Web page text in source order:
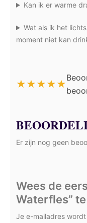
Kan ik er warme
Wat als ik het
moment niet kan
★★★★★
Er zijn nog geen
Wees de
Waterfles”
Je e-mailadres